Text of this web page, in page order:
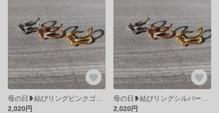
2,020円
2,020円